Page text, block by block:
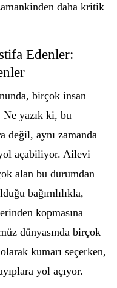
daha kritik
Edenler:
birçok insan
Ne yazık ki, bu
değil, aynı zamanda
açabiliyor. Ailevi
alan bu durumdan
bağımlılıkla,
kopmasına
dünyasında birçok
kumarı seçerken,
yol açıyor.